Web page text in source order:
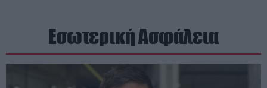
Εσωτερική Ασφάλεια